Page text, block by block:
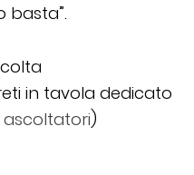
basta”.
in tavola dedicato
ascoltatori)